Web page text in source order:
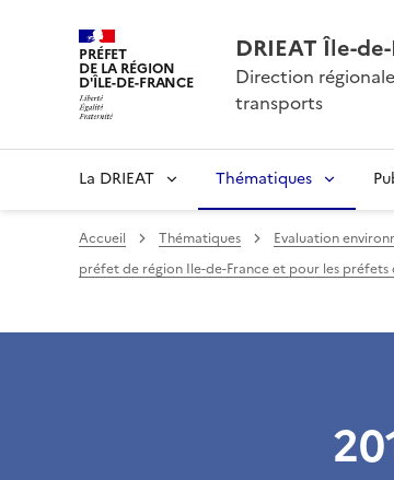
PRÉFET
DE LA RÉGION
D'ÎLE-DE-FRANCE
DRIEAT Île-
Direction
transports
La DRIEAT Thématiques
Accueil Thématiques Evaluation
préfet de région Ile-de-France et pour les